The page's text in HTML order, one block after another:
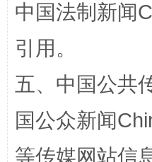
扯下公款旅游的“隐
中国法制新闻
引用。
五、中国公共
国公众新闻
等传媒网站信